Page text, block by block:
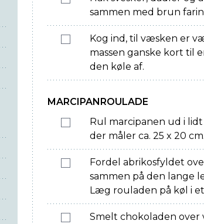
sammen med brun
Kog ind, til væsken er
massen ganske kort til
den køle af.
MARCIPANROULADE
Rul marcipanen ud i
der måler ca. 25 x 20 cm.
Fordel abrikosfyldet
sammen på den lange
Læg rouladen på køl i
Smelt chokoladen over